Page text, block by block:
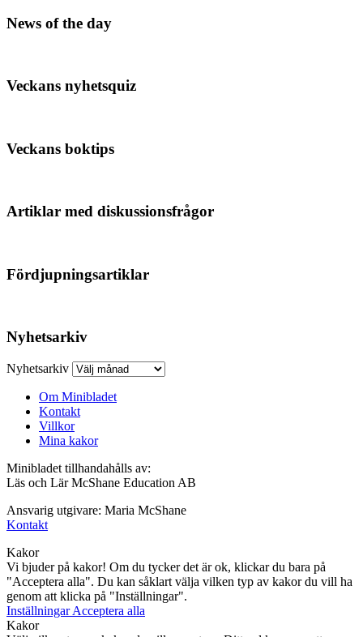
News of the day
Veckans nyhetsquiz
Veckans boktips
Artiklar med diskussionsfrågor
Fördjupningsartiklar
Nyhetsarkiv
Nyhetsarkiv
Om Minibladet
Kontakt
Villkor
Mina kakor
Minibladet tillhandahålls av:
Läs och Lär McShane Education AB
Ansvarig utgivare: Maria McShane
Kontakt
Kakor
Vi bjuder på kakor! Om du tycker det är ok, klickar du bara på
"Acceptera alla". Du kan såklart välja vilken typ av kakor du vill ha
genom att klicka på "Inställningar".
InställningarAcceptera alla
Kakor